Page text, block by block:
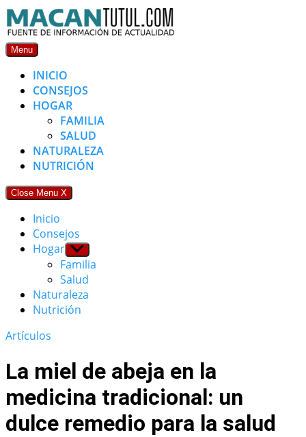
Skip
to
content
Menu
INICIO
CONSEJOS
HOGAR
FAMILIA
SALUD
NATURALEZA
NUTRICIÓN
Close Menu X
Inicio
Consejos
Hogar Show
sub
menu
Familia
Salud
Naturaleza
Nutrición
Artículos
La miel de abeja en la
medicina tradicional: un
dulce remedio para la salud